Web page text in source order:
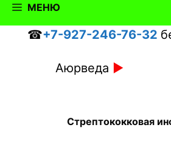
МЕНЮ
☎+7-927-246-76-32
Аюрведа ►
Стрептококковая